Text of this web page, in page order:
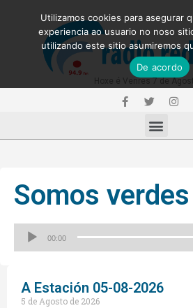
Somos
00:00
A Estación 05-08-2026
5 de Agosto de 2026
Utilizamos cookies para asegurar
experiencia ao usuario no noso
utilizando este sitio asumiremos
De acordo